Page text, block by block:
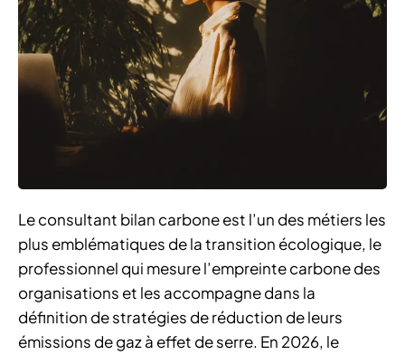
Le consultant bilan carbone est l’un des métiers les
plus emblématiques de la transition écologique, le
professionnel qui mesure l’empreinte carbone des
organisations et les accompagne dans la
définition de stratégies de réduction de leurs
émissions de gaz à effet de serre. En 2026, le